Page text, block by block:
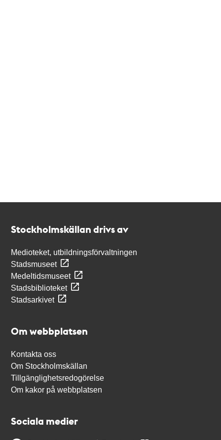
Stockholmskällan drivs av
Medioteket, utbildningsförvaltningen
Stadsmuseet
Medeltidsmuseet
Stadsbiblioteket
Stadsarkivet
Om webbplatsen
Kontakta oss
Om Stockholmskällan
Tillgänglighetsredogörelse
Om kakor på webbplatsen
Sociala medier